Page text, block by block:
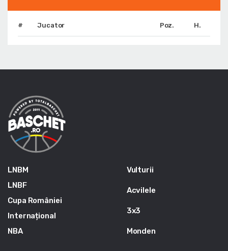
# Jucator Poz. H.
LNBM
LNBF
Cupa României
Internațional
NBA
Vulturii
Acvilele
3x3
Monden